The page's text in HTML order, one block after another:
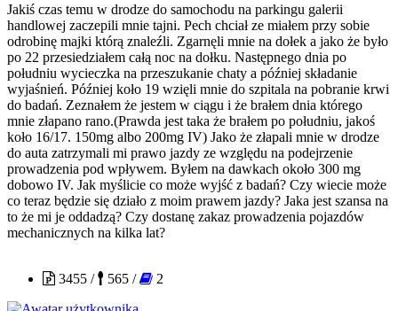
Jakiś czas temu w drodze do samochodu na parkingu galerii
handlowej zaczepili mnie tajni. Pech chciał ze miałem przy sobie
odrobinę majki którą znaleźli. Zgarnęli mnie na dołek a jako że było
po 22 przesiedziałem całą noc na dołku. Następnego dnia po
południu wycieczka na przeszukanie chaty a później składanie
wyjaśnień. Później koło 19 wzięli mnie do szpitala na pobranie krwi
do badań. Zeznałem że jestem w ciągu i że brałem dnia którego
mnie złapano rano.(Prawda jest taka że brałem po południu, jakoś
koło 16/17. 150mg albo 200mg IV) Jako że złapali mnie w drodze
do auta zatrzymali mi prawo jazdy ze względu na podejrzenie
prowadzenia pod wpływem. Byłem na dawkach około 300 mg
dobowo IV. Jak myślicie co może wyjść z badań? Czy wiecie może
co teraz będzie się działo z moim prawem jazdy? Jaka jest szansa na
to że mi je oddadzą? Czy dostanę zakaz prowadzenia pojazdów
mechanicznych na kilka lat?
3455 /
565 / 2